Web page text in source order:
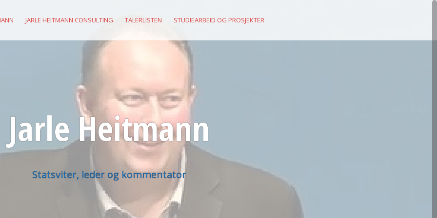
JARLE HEITMANN CONSULTING TALERLISTEN STUDIEARBEID OG PROSJEKTER
Jarle Heitmann
Statsviter, leder og kommentator